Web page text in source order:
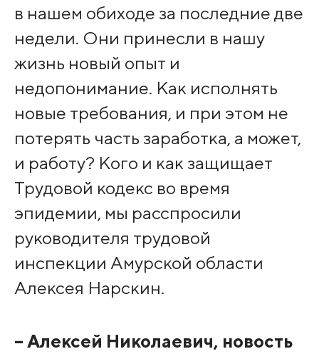
в нашем обиходе за последние две
недели. Они принесли в нашу
жизнь новый опыт и
недопонимание. Как исполнять
новые требования, и при этом не
потерять часть заработка, а может,
и работу? Кого и как защищает
Трудовой кодекс во время
эпидемии, мы расспросили
руководителя трудовой
инспекции Амурской области
Алексея Нарскин.
– Алексей Николаевич, новость